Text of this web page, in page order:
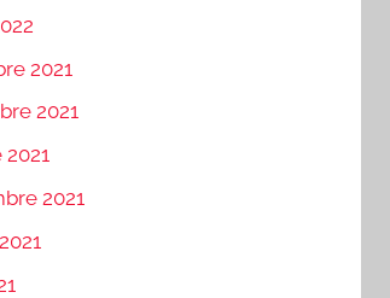
2021
2021
2021